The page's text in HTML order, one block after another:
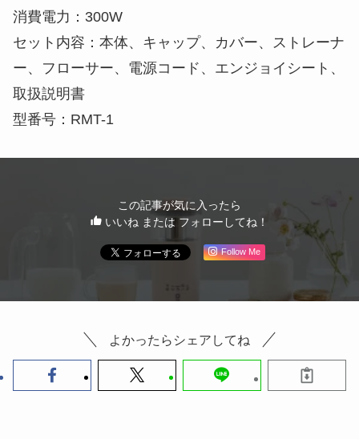
消費電力：300W
セット内容：本体、キャップ、カバー、ストレーナ
ー、フローサー、電源コード、エンジョイシート、
取扱説明書
型番号：RMT-1
この記事が気に入ったら
いいね または フォローしてね！
Follow Me
よかったらシェアしてね